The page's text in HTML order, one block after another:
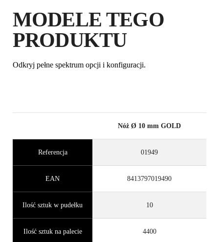
MODELE TEGO
PRODUKTU
Odkryj pełne spektrum opcji i konfiguracji.
Nóż Ø 10 mm GOLD
Referencja 01949
EAN 8413797019490
Ilość sztuk w pudełku 10
Ilość sztuk na palecie 4400